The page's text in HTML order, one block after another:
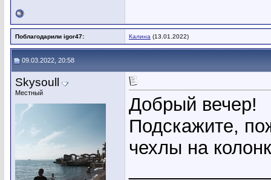
Поблагодарили igor47: Калина (13.01.2022)
09.03.2022, 20:58
Skysoull
Местный
Добрый вечер!
Подскажите,
чехлы на